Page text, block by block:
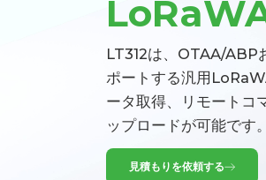
LT312は、OTAA/ABP
ポートする汎用
ータ取得、リモートコ
ップロードが可能です。
見積もりを依頼する